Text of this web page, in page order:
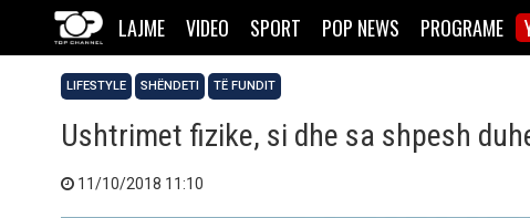
LAJME VIDEO SPORT POP NEWS PROGRAME
LIFESTYLE SHËNDETI TË FUNDIT
Ushtrimet fizike, si dhe sa shpesh
11/10/2018 11:10